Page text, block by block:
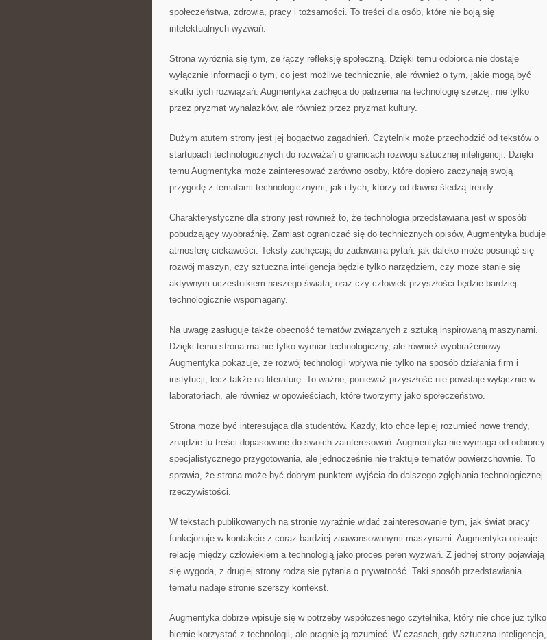
społeczeństwa, zdrowia, pracy i tożsamości. To treści dla osób, które nie boją się
intelektualnych wyzwań.
Strona wyróżnia się tym, że łączy refleksję społeczną. Dzięki temu odbiorca nie dostaje
wyłącznie informacji o tym, co jest możliwe technicznie, ale również o tym, jakie mogą być
skutki tych rozwiązań. Augmentyka zachęca do patrzenia na technologię szerzej: nie tylko
przez pryzmat wynalazków, ale również przez pryzmat kultury.
Dużym atutem strony jest jej bogactwo zagadnień. Czytelnik może przechodzić od tekstów o
startupach technologicznych do rozważań o granicach rozwoju sztucznej inteligencji. Dzięki
temu Augmentyka może zainteresować zarówno osoby, które dopiero zaczynają swoją
przygodę z tematami technologicznymi, jak i tych, którzy od dawna śledzą trendy.
Charakterystyczne dla strony jest również to, że technologia przedstawiana jest w sposób
pobudzający wyobraźnię. Zamiast ograniczać się do technicznych opisów, Augmentyka buduje
atmosferę ciekawości. Teksty zachęcają do zadawania pytań: jak daleko może posunąć się
rozwój maszyn, czy sztuczna inteligencja będzie tylko narzędziem, czy może stanie się
aktywnym uczestnikiem naszego świata, oraz czy człowiek przyszłości będzie bardziej
technologicznie wspomagany.
Na uwagę zasługuje także obecność tematów związanych z sztuką inspirowaną maszynami.
Dzięki temu strona ma nie tylko wymiar technologiczny, ale również wyobrażeniowy.
Augmentyka pokazuje, że rozwój technologii wpływa nie tylko na sposób działania firm i
instytucji, lecz także na literaturę. To ważne, ponieważ przyszłość nie powstaje wyłącznie w
laboratoriach, ale również w opowieściach, które tworzymy jako społeczeństwo.
Strona może być interesująca dla studentów. Każdy, kto chce lepiej rozumieć nowe trendy,
znajdzie tu treści dopasowane do swoich zainteresowań. Augmentyka nie wymaga od odbiorcy
specjalistycznego przygotowania, ale jednocześnie nie traktuje tematów powierzchownie. To
sprawia, że strona może być dobrym punktem wyjścia do dalszego zgłębiania technologicznej
rzeczywistości.
W tekstach publikowanych na stronie wyraźnie widać zainteresowanie tym, jak świat pracy
funkcjonuje w kontakcie z coraz bardziej zaawansowanymi maszynami. Augmentyka opisuje
relację między człowiekiem a technologią jako proces pełen wyzwań. Z jednej strony pojawiają
się wygoda, z drugiej strony rodzą się pytania o prywatność. Taki sposób przedstawiania
tematu nadaje stronie szerszy kontekst.
Augmentyka dobrze wpisuje się w potrzeby współczesnego czytelnika, który nie chce już tylko
biernie korzystać z technologii, ale pragnie ją rozumieć. W czasach, gdy sztuczna inteligencja,